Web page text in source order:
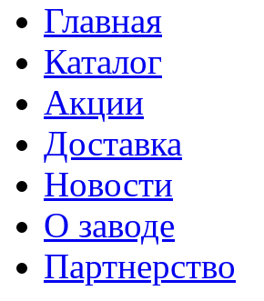
Главная
Каталог
Акции
Доставка
Новости
О заводе
Партнерство